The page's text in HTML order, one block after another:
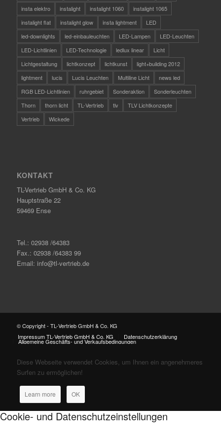
insta elektro
instalight instalight 1060
instalight 1065
instalight flat
instalight glow insta lightment
LED
led-downlights
led-einbauleuchten LED-Lampen
LED-Leuchten
LED-Lichtlinien
LED-Technologie ledlux linear
Licht
Lichtgestaltung
lichtkonzept lichtkunst
light+building 2012
lightment
lucis Lucis Leuchten Multiline Licht
news led
RGB LED-Lichtlinien
ruhrgebiet Sonderaktion
Sonderleuchten
Thorn
thorn licht TL-Vertrieb tlv
TLV Lichtkonzepte
Vertrieb
Wickede
KONTAKT
TL-Vertrieb GmbH & Co. KG
Hauptstraße 22
59469 Ense
Tel.: 02938 /64383
Fax.: 02938 /64383 99
Email: info@tl-vertrieb.de
© Copyright - TL-Vertrieb GmbH & Co. KG
Impressum TL-Vertrieb GmbH & Co. KG
Datenschutzerklärung
Allgemeine Geschäfts- und Verkaufsbedingungen
Diese Webseite verwendet Cookies, um Ihnen ein angenehmeres
Surfen zu ermöglichen!
Learn more OK
Cookie- und Datenschutzeinstellungen